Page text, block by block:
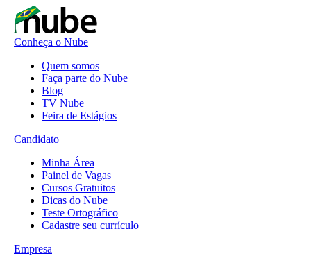
Conheça o Nube
Quem somos
Faça parte do Nube
Blog
TV Nube
Feira de Estágios
Candidato
Minha Área
Painel de Vagas
Cursos Gratuitos
Dicas do Nube
Teste Ortográfico
Cadastre seu currículo
Empresa